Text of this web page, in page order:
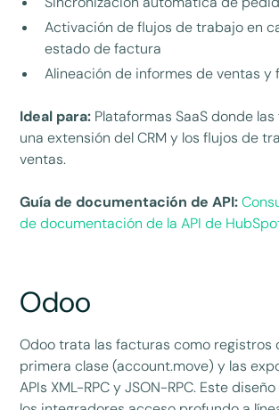
Activación de flujos de trabajo en
estado de factura
Alineación de informes de ventas y
Ideal para: Plataformas SaaS donde
una extensión del CRM y los flujos de
ventas.
Guía de documentación de API:
de documentación de la API de
Odoo
Odoo trata las facturas como registros
primera clase (account.move) y las
APIs XML-RPC y JSON-RPC. Este